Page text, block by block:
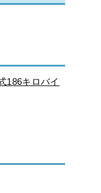
186キロバイ